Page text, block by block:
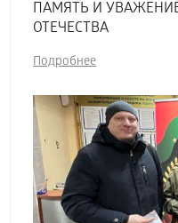
ПАМЯТЬ И
ОТЕЧЕСТВА
Подробнее